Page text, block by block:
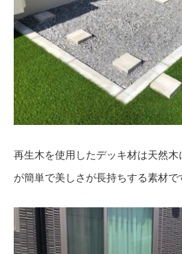
再生木を使用したデッキ材は天然
が簡単で美しさが長持ちする素材で